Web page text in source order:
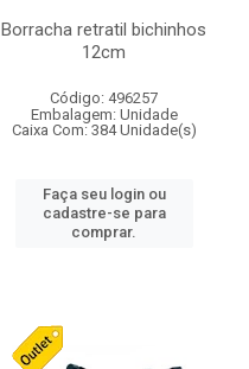
Borracha retratil bichinhos
12cm
Código: 496257
Embalagem: Unidade
Caixa Com: 384 Unidade(s)
Faça seu login ou
cadastre-se para
comprar.